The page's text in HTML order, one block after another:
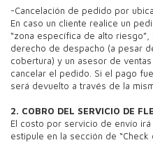
-Cancelación de pedido por
En caso un cliente realice un
“zona específica de alto riesgo”,
derecho de despacho (a pesar
cobertura) y un asesor de
cancelar el pedido. Si el pago
será devuelto a través de la
2. COBRO DEL SERVICIO DE
El costo por servicio de envío
estipule en la sección de “Check